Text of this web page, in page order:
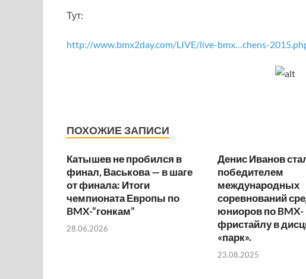
Тут:
http://www.bmx2day.com/LIVE/live-bmx…chens-
ПОХОЖИЕ ЗАПИСИ
Катышев не пробился в
финал, Васькова — в шаге
от финала: Итоги
чемпионата Европы по
BMX-“гонкам”
28.06.2026
Денис Иванов
победителем
международных
соревнований
юниоров по BMX-
фристайлу в
«парк».
23.08.2025